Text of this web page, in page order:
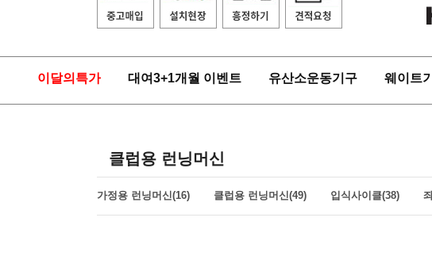
이달의특가 대여3+1개월 이벤트 유산소운동기구 웨이트
클럽용 런닝머신
가정용 런닝머신(16) 클럽용 런닝머신(49) 입식사이클(38)